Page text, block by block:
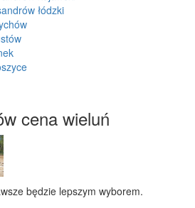
łódzki
cena wieluń
będzie lepszym wyborem.